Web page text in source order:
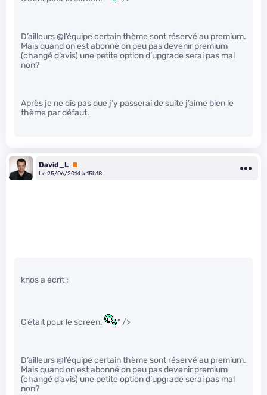
D’ailleurs @l’équipe certain thème sont réservé au premium.
Mais quand on est abonné on peu pas devenir premium
(changé d’avis) une petite option d’upgrade serai pas mal
non?
Après je ne dis pas que j’y passerai de suite j’aime bien le
thème par défaut.
David_L Premium
Le 25/06/2014 à 15h18
knos a écrit :
C’était pour le screen. " />
D’ailleurs @l’équipe certain thème sont réservé au premium.
Mais quand on est abonné on peu pas devenir premium
(changé d’avis) une petite option d’upgrade serai pas mal
non?